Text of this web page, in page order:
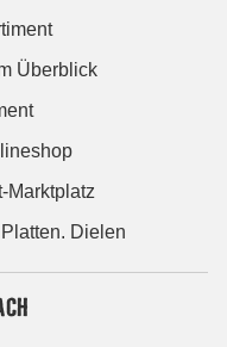
Überblick
Marktplatz
Dielen